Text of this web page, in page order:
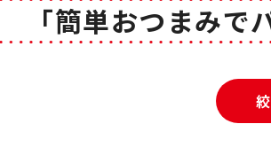
「簡単おつまみ